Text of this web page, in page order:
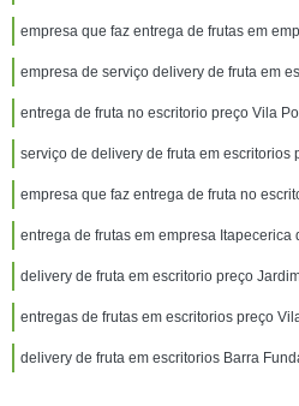
empresa que faz entrega de frutas em
empresa de serviço delivery de fruta em
entrega de fruta no escritorio preço Vila
serviço de delivery de fruta em escritorios
empresa que faz entrega de fruta no
entrega de frutas em empresa Itapecerica
delivery de fruta em escritorio preço
entregas de frutas em escritorios preço
delivery de fruta em escritorios Barra